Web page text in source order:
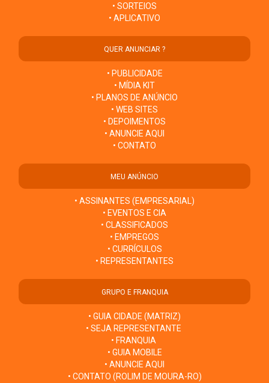
• SORTEIOS
• APLICATIVO
QUER ANUNCIAR ?
• PUBLICIDADE
• MÍDIA KIT
• PLANOS DE ANÚNCIO
• WEB SITES
• DEPOIMENTOS
• ANUNCIE AQUI
• CONTATO
MEU ANÚNCIO
• ASSINANTES (EMPRESARIAL)
• EVENTOS E CIA
• CLASSIFICADOS
• EMPREGOS
• CURRÍCULOS
• REPRESENTANTES
GRUPO E FRANQUIA
• GUIA CIDADE (MATRIZ)
• SEJA REPRESENTANTE
• FRANQUIA
• GUIA MOBILE
• ANUNCIE AQUI
• CONTATO (ROLIM DE MOURA-RO)